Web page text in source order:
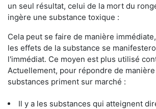
un seul résultat, celui de la mort du
ingère une substance toxique :
Cela peut se faire de manière
les effets de la substance se
l'immédiat. Ce moyen est plus utilisé
Actuellement, pour répondre de
substances priment sur marché :
Il y a les substances qui atteignent